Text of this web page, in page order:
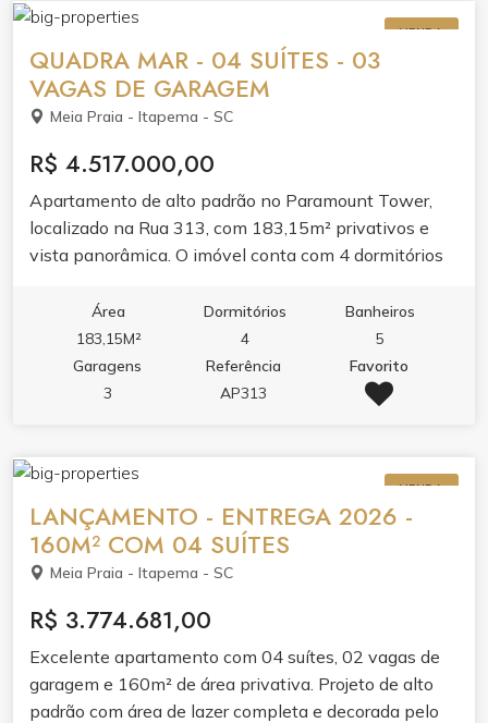
hidromassagem na piscina, sauna, academia, sala de
jogos, salão de festas, bar e espaço gourmet.
VENDA
QUADRA MAR - 04 SUÍTES - 03
VAGAS DE GARAGEM
Meia Praia - Itapema - SC
R$ 4.517.000,00
Apartamento de alto padrão no Paramount Tower,
localizado na Rua 313, com 183,15m² privativos e
vista panorâmica. O imóvel conta com 4 dormitórios
269,5m² de área total. O apartamento entrega living
amplo com acabamento em gesso, sacada com
churrasqueira e vista panorâmica, integrando lazer e
conforto. Acabamento de qualidade valoriza cada
espaço gourmet, brinquedoteca, playground e hall de
individuais de água, luz e gás garantem praticidade.
Área
183,15M²
Dormitórios
4
Banheiros
5
Garagens
3
Referência
AP313
Favorito
VENDA
LANÇAMENTO - ENTREGA 2026 -
160M² COM 04 SUÍTES
Meia Praia - Itapema - SC
R$ 3.774.681,00
Excelente apartamento com 04 suítes, 02 vagas de
garagem e 160m² de área privativa. Projeto de alto
padrão com área de lazer completa e decorada pelo